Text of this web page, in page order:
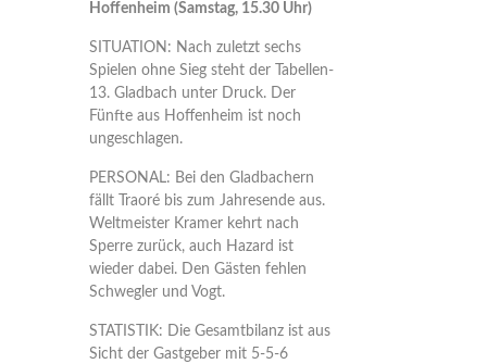
Hoffenheim (Samstag, 15.30 Uhr)
SITUATION: Nach zuletzt sechs
Spielen ohne Sieg steht der Tabellen-
13. Gladbach unter Druck. Der
Fünfte aus Hoffenheim ist noch
ungeschlagen.
PERSONAL: Bei den Gladbachern
fällt Traoré bis zum Jahresende aus.
Weltmeister Kramer kehrt nach
Sperre zurück, auch Hazard ist
wieder dabei. Den Gästen fehlen
Schwegler und Vogt.
STATISTIK: Die Gesamtbilanz ist aus
Sicht der Gastgeber mit 5-5-6